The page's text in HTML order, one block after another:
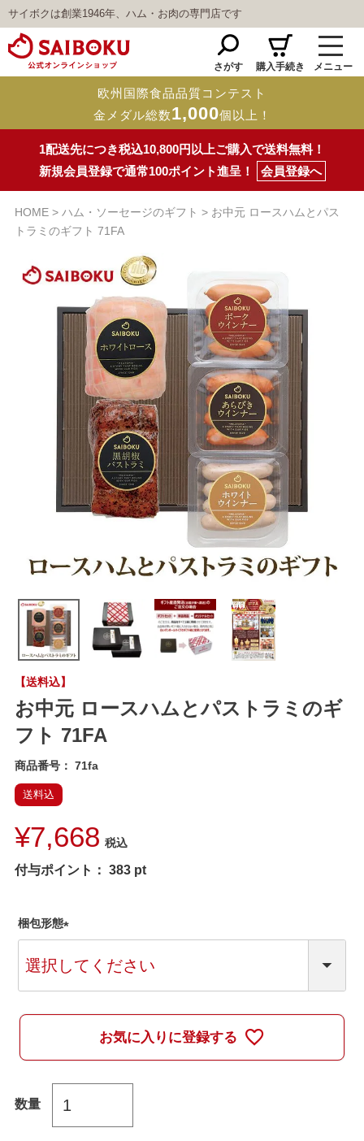
サイボクは創業1946年、ハム・お肉の専門店です
さがす 購入手続き メニュー
欧州国際食品品質コンテスト
金メダル総数1,000個以上！
1配送先につき税込10,800円以上ご購入で送料無料！
新規会員登録で通常100ポイント進呈！
会員登録へ
HOME ハム・ソーセージのギフト
お中元 ロースハムとパス
トラミのギフト 71FA
【送料込】
お中元 ロースハムとパストラミのギ
フト 71FA
商品番号 71fa
送料込
¥7,668 税込
付与ポイント： 383 pt
梱包形態
必
お気に入りに登録する